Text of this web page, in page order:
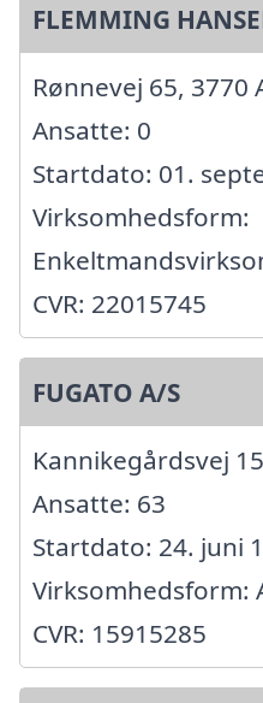
FLEMMING
Rønnevej 65, 3770
Ansatte: 0
Startdato: 01.
Virksomhedsform:
CVR: 22015745
FUGATO A/S
Kannikegårdsvej
Ansatte: 63
Startdato: 24. juni
Virksomhedsform:
CVR: 15915285